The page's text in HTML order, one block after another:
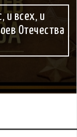
и всех, и
Отечества